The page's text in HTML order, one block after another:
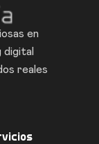
en
digital
reales